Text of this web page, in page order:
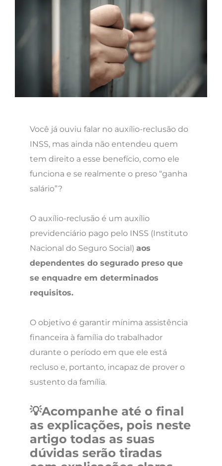
Você já ouviu falar no auxílio-reclusão do
INSS, mas ainda não entendeu quem
tem direito a esse benefício, como ele
funciona e se realmente o preso “ganha
salário”?
O auxílio-reclusão é um auxílio
previdenciário pago pelo INSS (Instituto
Nacional do Seguro Social) aos
dependentes do segurado preso que
se enquadre em determinados
requisitos.
O objetivo é garantir mínima assistência
financeira à família do trabalhador
durante o período em que ele está
recluso e, portanto, incapaz de prover o
sustento da família.
💡Acompanhe até o final
as explicações, pois neste
artigo todas as suas
dúvidas serão tiradas